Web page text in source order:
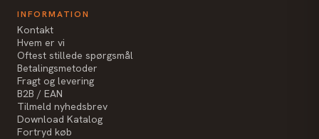
INFORMATION
Kontakt
Hvem er vi
Oftest stillede spørgsmål
Betalingsmetoder
Fragt og levering
B2B / EAN
Tilmeld nyhedsbrev
Download Katalog
Fortryd køb